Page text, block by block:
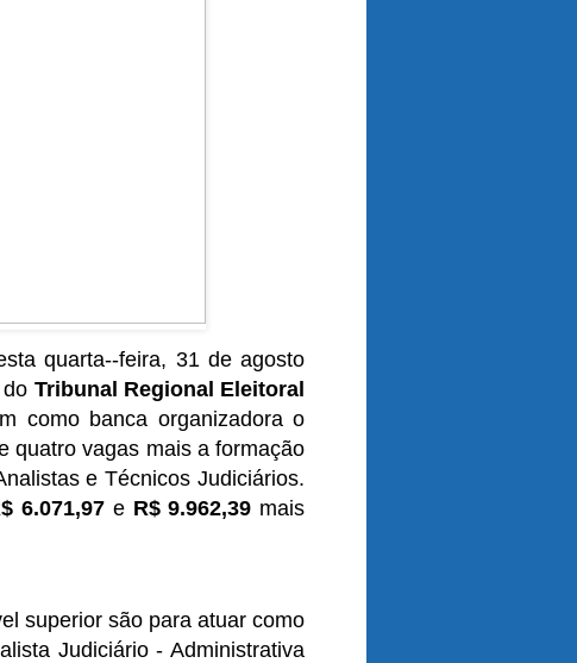
quarta--feira, 31 de agosto
Tribunal Regional Eleitoral
como banca organizadora o
quatro vagas mais a formação
e Técnicos Judiciários.
6.071,97 eR$ 9.962,39 mais
superior são para atuar como
Judiciário - Administrativa